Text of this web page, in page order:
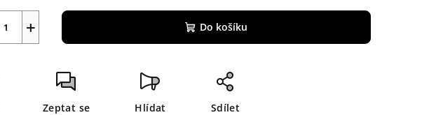
+ Do košíku
Zeptat se Hlídat Sdílet